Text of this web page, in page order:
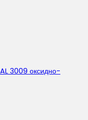
3009 оксидно-